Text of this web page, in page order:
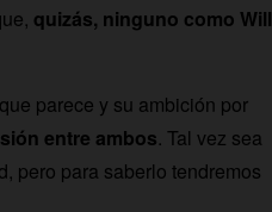
quizás, ninguno como Will
parece y su ambición por
entre ambos. Tal vez sea
pero para saberlo tendremos